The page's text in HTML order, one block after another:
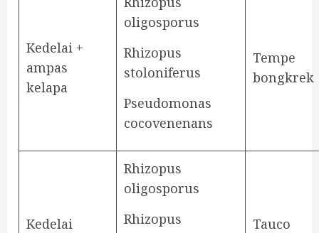
Kedelai +
ampas
kelapa
oligosporus
Rhizopus
stoloniferus
Pseudomonas
cocovenenans
Tempe
bongkrek
Kedelai
Rhizopus
oligosporus
Rhizopus
Tauco